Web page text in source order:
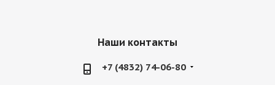
Наши контакты
+7 (4832) 74-06-80